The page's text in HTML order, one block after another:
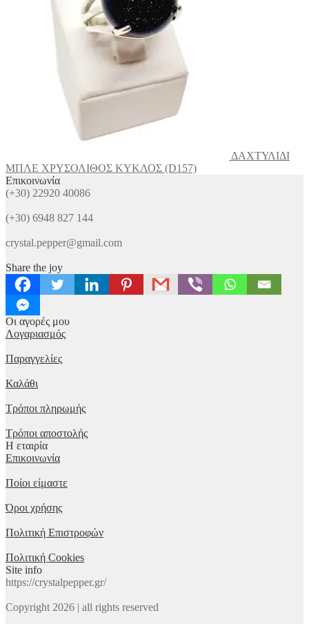
ΔΑΧΤΥΛΙΔΙ
ΜΠΛΕ ΧΡΥΣΟΛΙΘΟΣ ΚΥΚΛΟΣ (D157)
Επικοινωνία
(+30) 22920 40086
(+30) 6948 827 144
crystal.pepper@gmail.com
Share the joy
Οι αγορές μου
Λογαριασμός
Παραγγελίες
Καλάθι
Τρόποι πληρωμής
Τρόποι αποστολής
Η εταιρία
Επικοινωνία
Ποίοι είμαστε
Όροι χρήσης
Πολιτική Επιστροφών
Πολιτική Cookies
Site info
https://crystalpepper.gr/
Copyright 2026 | all rights reserved